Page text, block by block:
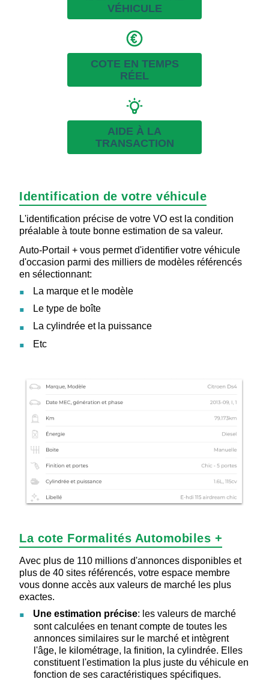
VÉHICULE
COTE EN TEMPS
RÉEL
AIDE À LA
TRANSACTION
Identification de votre véhicule
L'identification précise de votre VO est la condition
préalable à toute bonne estimation de sa valeur.
Auto-Portail + vous permet d'identifier votre véhicule
d'occasion parmi des milliers de modèles référencés
en sélectionnant:
La marque et le modèle
Le type de boîte
La cylindrée et la puissance
Etc
La cote Formalités Automobiles +
Avec plus de 110 millions d'annonces disponibles et
plus de 40 sites référencés, votre espace membre
vous donne accès aux valeurs de marché les plus
exactes.
Une estimation précise: les valeurs de marché
sont calculées en tenant compte de toutes les
annonces similaires sur le marché et intègrent
l'âge, le kilométrage, la finition, la cylindrée. Elles
constituent l'estimation la plus juste du véhicule en
fonction de ses caractéristiques spécifiques.